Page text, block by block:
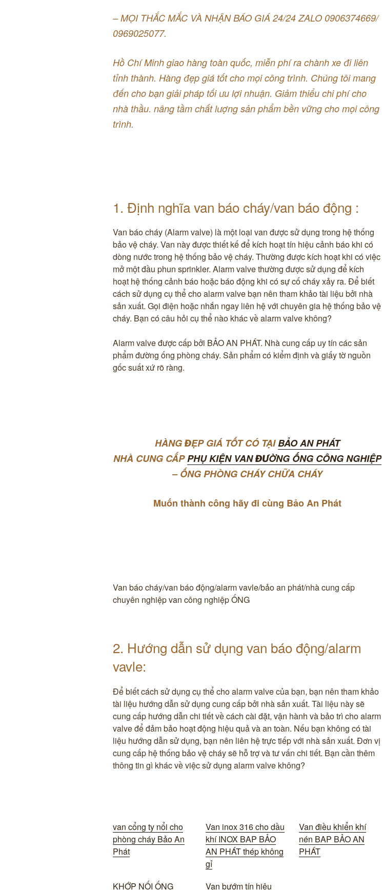
– MỌI THẮC MẮC VÀ NHẬN BÁO GIÁ 24/24 ZALO 0906374669/
0969025077.
Hồ Chí Minh giao hàng toàn quốc, miễn phí ra chành xe đi liên
tỉnh thành. Hàng đẹp giá tốt cho mọi công trình. Chúng tôi mang
đến cho bạn giải pháp tối ưu lợi nhuận. Giảm thiểu chi phí cho
nhà thầu. nâng tầm chất lượng sản phẩm bền vững cho mọi công
trình.
1. Định nghĩa van báo cháy/van báo động :
Van báo cháy (Alarm valve) là một loại van được sử dụng trong hệ thống
bảo vệ cháy. Van này được thiết kế để kích hoạt tín hiệu cảnh báo khi có
dòng nước trong hệ thống bảo vệ cháy. Thường được kích hoạt khi có việc
mở một đầu phun sprinkler. Alarm valve thường được sử dụng để kích
hoạt hệ thống cảnh báo hoặc báo động khi có sự cố cháy xảy ra. Để biết
cách sử dụng cụ thể cho alarm valve bạn nên tham khảo tài liệu bởi nhà
sản xuất. Gọi điện hoặc nhắn ngay liên hệ với chuyên gia hệ thống bảo vệ
cháy. Bạn có câu hỏi cụ thể nào khác về alarm valve không?
Alarm valve được cấp bởi BẢO AN PHÁT. Nhà cung cấp uy tín các sản
phẩm đường ống phòng cháy. Sản phẩm có kiểm định và giấy tờ nguồn
gốc suất xứ rõ ràng.
HÀNG ĐẸP GIÁ TỐT CÓ TẠIBẢO AN PHÁT
NHÀ CUNG CẤPPHỤ KIỆN VAN ĐƯỜNG ỐNG CÔNG NGHIỆP
– ỐNG PHÒNG CHÁY CHỮA CHÁY
Muốn thành công hãy đi cùng Bảo An Phát
Van báo cháy/van báo động/alarm vavle/bảo an phát/nhà cung cấp
chuyên nghiệp van công nghiệp ỐNG
2. Hướng dẫn sử dụng van báo động/alarm
vavle:
Để biết cách sử dụng cụ thể cho alarm valve của bạn, bạn nên tham khảo
tài liệu hướng dẫn sử dụng cung cấp bởi nhà sản xuất. Tài liệu này sẽ
cung cấp hướng dẫn chi tiết về cách cài đặt, vận hành và bảo trì cho alarm
valve để đảm bảo hoạt động hiệu quả và an toàn. Nếu bạn không có tài
liệu hướng dẫn sử dụng, bạn nên liên hệ trực tiếp với nhà sản xuất. Đơn vị
cung cấp hệ thống bảo vệ cháy sẽ hỗ trợ và tư vấn chi tiết. Bạn cần thêm
thông tin gì khác về việc sử dụng alarm valve không?
van cổng ty nổi cho
phòng cháy Bảo An
Phát
Van inox 316 cho dầu
khí INOX BAP BẢO
AN PHÁT thép không
gỉ
Van điều khiển khí
nén BAP BẢO AN
PHÁT
KHỚP NỐI ỐNG Van bướm tín hiệu